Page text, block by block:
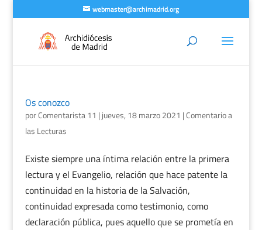
webmaster@archimadrid.org
Os conozco
porComentarista 11 | jueves, 18 marzo 2021 |Comentario a
las Lecturas
Existe siempre una íntima relación entre la primera
lectura y el Evangelio, relación que hace patente la
continuidad en la historia de la Salvación,
continuidad expresada como testimonio, como
declaración pública, pues aquello que se prometía en